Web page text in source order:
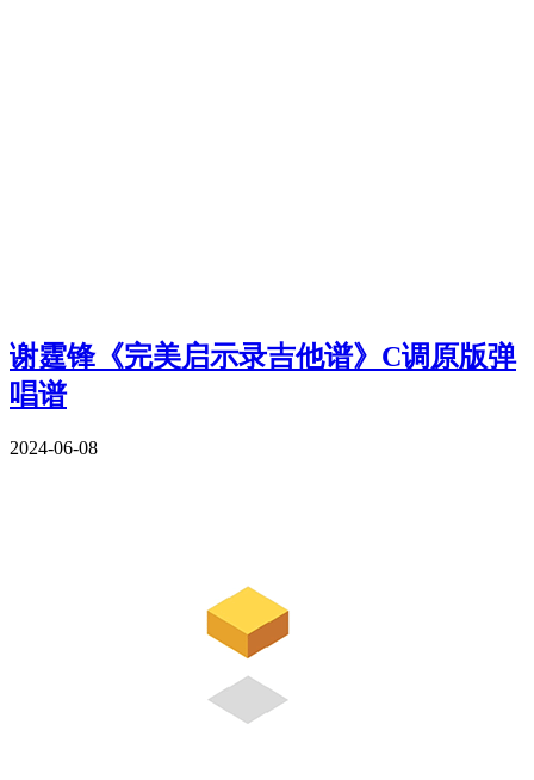
谢霆锋《完美启示录吉他谱》C调原版弹
唱谱
2024-06-08